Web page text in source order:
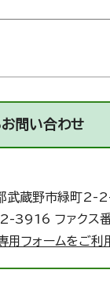
お問い合わせ
蔵野市緑町2-
3916 ファク
フォームをご利